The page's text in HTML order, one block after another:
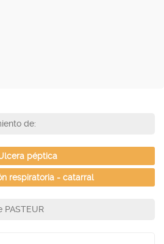
de:
péptica
respiratoria - catarral